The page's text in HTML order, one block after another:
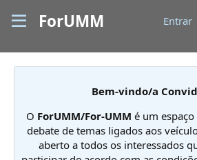
ForUMM Entrar
Bem-vindo/a
O ForUMM/For-UMM é um
debate de temas ligados aos
aberto a todos os interessados